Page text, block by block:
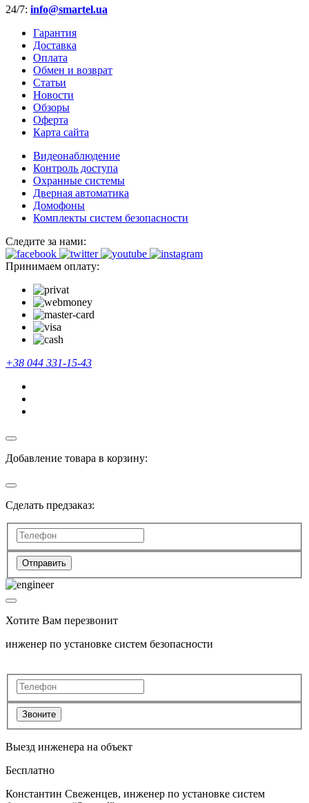
24/7: info@smartel.ua
Гарантия
Доставка
Оплата
Обмен и возврат
Статьи
Новости
Обзоры
Оферта
Карта сайта
Видеонаблюдение
Контроль доступа
Охранные системы
Дверная автоматика
Домофоны
Комплекты систем безопасности
Следите за нами:
Принимаем оплату:
+38 044 331-15-43
Добавление товара в корзину:
Сделать предзаказ:
Отправить
Хотите Вам перезвонит
инженер по установке систем безопасности
Звоните
Выезд инженера на объект
Бесплатно
Константин Свеженцев, инженер по установке систем